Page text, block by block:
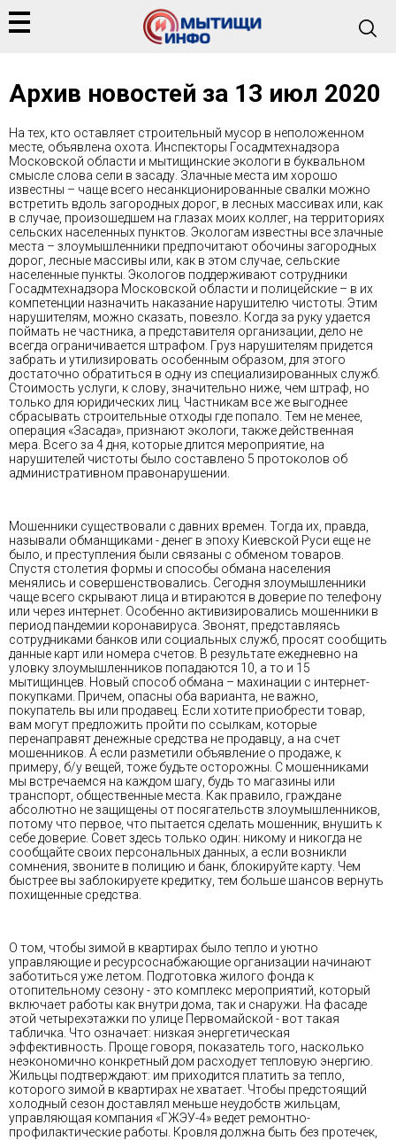
Архив новостей за 13 июл 2020
На тех, кто оставляет строительный мусор в неположенном
месте, объявлена охота. Инспекторы Госадмтехнадзора
Московской области и мытищинские экологи в буквальном
смысле слова сели в засаду. Злачные места им хорошо
известны – чаще всего несанкционированные свалки можно
встретить вдоль загородных дорог, в лесных массивах или, как
в случае, произошедшем на глазах моих коллег, на территориях
сельских населенных пунктов. Экологам известны все злачные
места – злоумышленники предпочитают обочины загородных
дорог, лесные массивы или, как в этом случае, сельские
населенные пункты. Экологов поддерживают сотрудники
Госадмтехнадзора Московской области и полицейские – в их
компетенции назначить наказание нарушителю чистоты. Этим
нарушителям, можно сказать, повезло. Когда за руку удается
поймать не частника, а представителя организации, дело не
всегда ограничивается штрафом. Груз нарушителям придется
забрать и утилизировать особенным образом, для этого
достаточно обратиться в одну из специализированных служб.
Стоимость услуги, к слову, значительно ниже, чем штраф, но
только для юридических лиц. Частникам все же выгоднее
сбрасывать строительные отходы где попало. Тем не менее,
операция «Засада», признают экологи, также действенная
мера. Всего за 4 дня, которые длится мероприятие, на
нарушителей чистоты было составлено 5 протоколов об
административном правонарушении.
Мошенники существовали с давних времен. Тогда их, правда,
называли обманщиками - денег в эпоху Киевской Руси еще не
было, и преступления были связаны с обменом товаров.
Спустя столетия формы и способы обмана населения
менялись и совершенствовались. Сегодня злоумышленники
чаще всего скрывают лица и втираются в доверие по телефону
или через интернет. Особенно активизировались мошенники в
период пандемии коронавируса. Звонят, представляясь
сотрудниками банков или социальных служб, просят сообщить
данные карт или номера счетов. В результате ежедневно на
уловку злоумышленников попадаются 10, а то и 15
мытищинцев. Новый способ обмана – махинации с интернет-
покупками. Причем, опасны оба варианта, не важно,
покупатель вы или продавец. Если хотите приобрести товар,
вам могут предложить пройти по ссылкам, которые
перенаправят денежные средства не продавцу, а на счет
мошенников. А если разметили объявление о продаже, к
примеру, б/у вещей, тоже будьте осторожны. С мошенниками
мы встречаемся на каждом шагу, будь то магазины или
транспорт, общественные места. Как правило, граждане
абсолютно не защищены от посягательств злоумышленников,
потому что первое, что пытается сделать мошенник, внушить к
себе доверие. Совет здесь только один: никому и никогда не
сообщайте своих персональных данных, а если возникли
сомнения, звоните в полицию и банк, блокируйте карту. Чем
быстрее вы заблокируете кредитку, тем больше шансов вернуть
похищенные средства.
О том, чтобы зимой в квартирах было тепло и уютно
управляющие и ресурсоснабжающие организации начинают
заботиться уже летом. Подготовка жилого фонда к
отопительному сезону - это комплекс мероприятий, который
включает работы как внутри дома, так и снаружи. На фасаде
этой четырехэтажки по улице Первомайской - вот такая
табличка. Что означает: низкая энергетическая
эффективность. Проще говоря, показатель того, насколько
неэкономично конкретный дом расходует тепловую энергию.
Жильцы подтверждают: им приходится платить за тепло,
которого зимой в квартирах не хватает. Чтобы предстоящий
холодный сезон доставлял меньше неудобств жильцам,
управляющая компания «ГЖЭУ-4» ведет ремонтно-
профилактические работы. Кровля должна быть без протечек,